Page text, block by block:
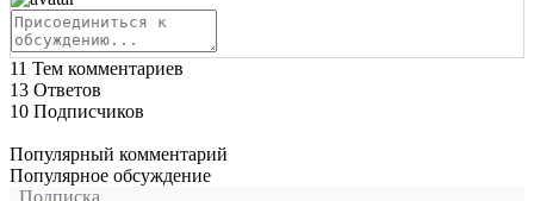
11 Тем комментариев
13 Ответов
10 Подписчиков
Популярный комментарий
Популярное обсуждение
Подписка